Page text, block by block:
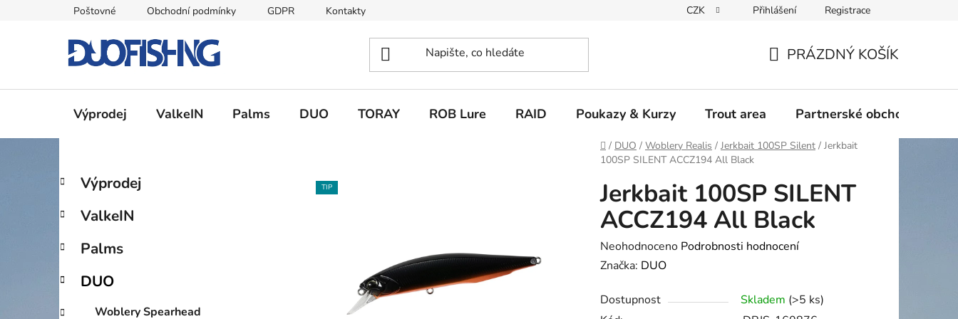
Poštovné Obchodní podmínky GDPR Kontakty CZK Přihlášení Registrace
KOŠÍK
PRÁZDNÝ KOŠÍK
Výprodej ValkeIN Palms DUO TORAY ROB Lure RAID Poukazy & Kurzy Trout area Partnerské obchody
Domů
/ DUO / Woblery Realis / Jerkbait 100SP Silent / Jerkbait
100SP SILENT ACCZ194 All Black
P
s
r
n
n
Přeskočit
kategorie
K
a
e
o
i
Výprodej
ValkeIN
Palms
DUO
Woblery Spearhead
Jerkbait 100SP SILENT
ACCZ194 All Black
Průměrné
hodnocení
je
Neohodnoceno Podrobnosti hodnocení
Značka: DUO
Dostupnost Skladem (>5 ks)
TIP